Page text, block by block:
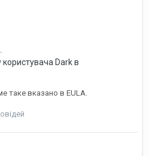
користувача Darkв
таке вказано в EULA.